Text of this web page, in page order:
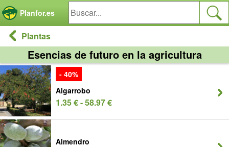
Planfor.es
Plantas
Esencias de futuro en la agricultura
- 40%
Algarrobo
1.35 € - 58.97 €
Almendro
Panel de gestión de cookies